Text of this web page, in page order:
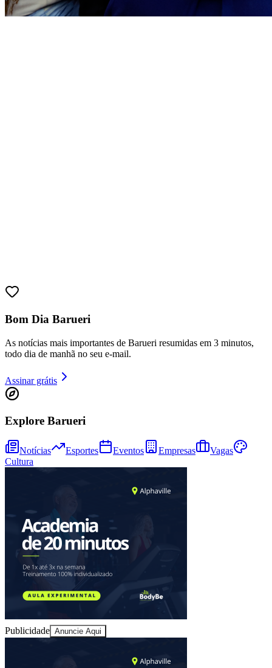
Juventude
Bom Dia Barueri
As notícias mais importantes de Barueri resumidas em 3 minutos,
todo dia de manhã no seu e-mail.
Assinar grátis
Explore Barueri
Notícias Esportes Eventos Empresas
Vagas
Cultura
Publicidade Anuncie Aqui